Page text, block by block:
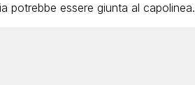
potrebbe essere giunta al capolinea.